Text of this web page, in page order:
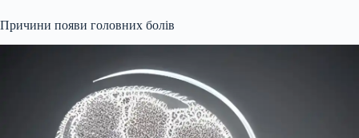
Причини появи головних болів